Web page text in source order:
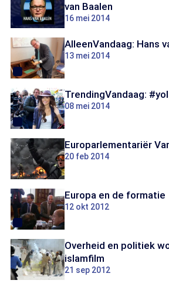
van Baalen
16 mei 2014
AlleenVandaag: Hans
13 mei 2014
TrendingVandaag:
08 mei 2014
Europarlementariër
20 feb 2014
Europa en de formatie
12 okt 2012
Overheid en politiek
islamfilm
21 sep 2012